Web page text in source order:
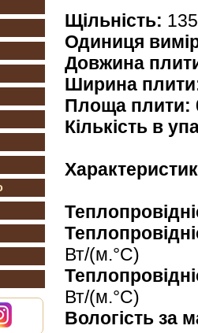
Щільність:
Одиниця
Довжина
Ширина
Площа плити:
Кількість в
Вт/(м.°C)
Вт/(м.°C)
Вологість за